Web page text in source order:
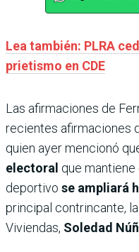
Lea también: PLRA
prietismo en CDE
Las afirmaciones de
recientes afirmaciones
quien ayer mencionó
electoral que
deportivo se ampliará
principal contrincante,
Viviendas, Soledad